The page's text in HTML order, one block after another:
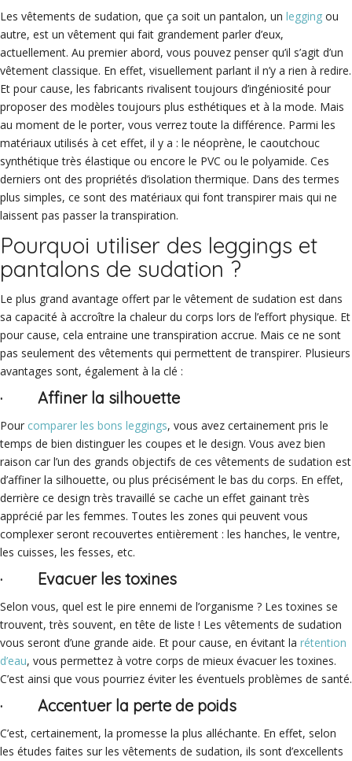
Les vêtements de sudation, que ça soit un pantalon, un legging ou
autre, est un vêtement qui fait grandement parler d’eux,
actuellement. Au premier abord, vous pouvez penser qu’il s’agit d’un
vêtement classique. En effet, visuellement parlant il n’y a rien à redire.
Et pour cause, les fabricants rivalisent toujours d’ingéniosité pour
proposer des modèles toujours plus esthétiques et à la mode. Mais
au moment de le porter, vous verrez toute la différence. Parmi les
matériaux utilisés à cet effet, il y a : le néoprène, le caoutchouc
synthétique très élastique ou encore le PVC ou le polyamide. Ces
derniers ont des propriétés d’isolation thermique. Dans des termes
plus simples, ce sont des matériaux qui font transpirer mais qui ne
laissent pas passer la transpiration.
Pourquoi utiliser des leggings et
pantalons de sudation ?
Le plus grand avantage offert par le vêtement de sudation est dans
sa capacité à accroître la chaleur du corps lors de l’effort physique. Et
pour cause, cela entraine une transpiration accrue. Mais ce ne sont
pas seulement des vêtements qui permettent de transpirer. Plusieurs
avantages sont, également à la clé :
· Affiner la silhouette
Pour comparer les bons leggings, vous avez certainement pris le
temps de bien distinguer les coupes et le design. Vous avez bien
raison car l’un des grands objectifs de ces vêtements de sudation est
d’affiner la silhouette, ou plus précisément le bas du corps. En effet,
derrière ce design très travaillé se cache un effet gainant très
apprécié par les femmes. Toutes les zones qui peuvent vous
complexer seront recouvertes entièrement : les hanches, le ventre,
les cuisses, les fesses, etc.
· Evacuer les toxines
Selon vous, quel est le pire ennemi de l’organisme ? Les toxines se
trouvent, très souvent, en tête de liste ! Les vêtements de sudation
vous seront d’une grande aide. Et pour cause, en évitant la rétention
d’eau, vous permettez à votre corps de mieux évacuer les toxines.
C’est ainsi que vous pourriez éviter les éventuels problèmes de santé.
· Accentuer la perte de poids
C’est, certainement, la promesse la plus alléchante. En effet, selon
les études faites sur les vêtements de sudation, ils sont d’excellents